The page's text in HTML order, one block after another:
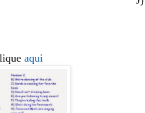
aqui